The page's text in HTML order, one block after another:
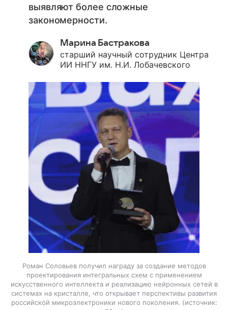
выявляют более сложные
закономерности.
Марина Бастракова
старший научный сотрудник Центра
ИИ ННГУ им. Н.И. Лобачевского
Роман Соловьев получил награду за создание методов
проектирования интегральных схем с применением
искусственного интеллекта и реализацию нейронных сетей в
системах на кристалле, что открывает перспективы развития
российской микроэлектроники нового поколения.
источник: